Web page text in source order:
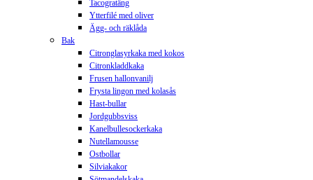
Tacogratäng
Ytterfilé med oliver
Ägg- och räklåda
Bak
Citronglasyrkaka med kokos
Citronkladdkaka
Frusen hallonvanilj
Frysta lingon med kolasås
Hast-bullar
Jordgubbsviss
Kanelbullesockerkaka
Nutellamousse
Ostbollar
Silviakakor